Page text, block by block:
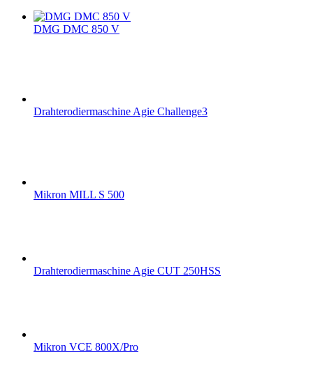
DMG DMC 850 V
Drahterodiermaschine Agie Challenge3
Mikron MILL S 500
Drahterodiermaschine Agie CUT 250HSS
Mikron VCE 800X/Pro